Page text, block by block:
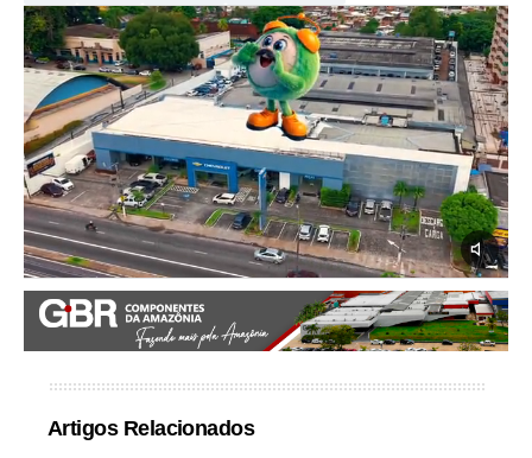
Artigos Relacionados